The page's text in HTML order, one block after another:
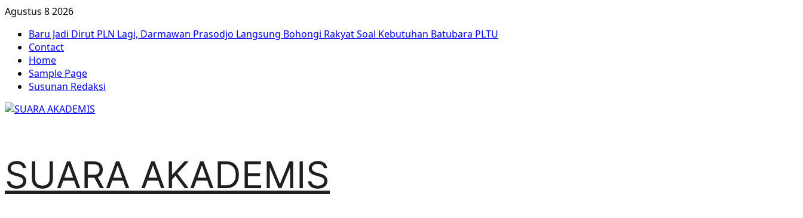
Agustus 8 2026
Baru Jadi Dirut PLN Lagi, Darmawan Prasodjo Langsung Bohongi Rakyat Soal Kebutuhan Batubara PLTU
Contact
Home
Sample Page
Susunan Redaksi
SUARA AKADEMIS